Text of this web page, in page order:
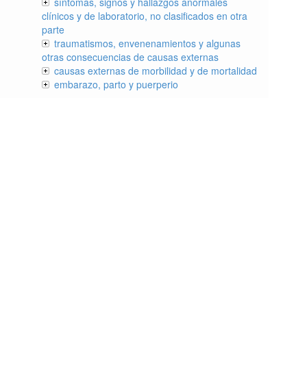
clínicos y de laboratorio, no clasificados en otra
parte
traumatismos, envenenamientos y algunas
otras consecuencias de causas externas
causas externas de morbilidad y de mortalidad
embarazo, parto y puerperio